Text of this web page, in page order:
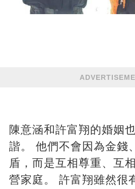
陳意涵和許富翔的婚姻
諧。 他們不會因為金錢
盾，而是互相尊重、互
營家庭。 許富翔雖然很